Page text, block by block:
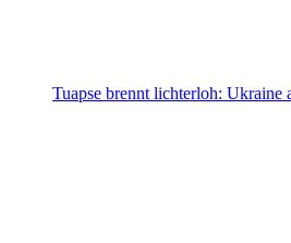
Tuapse brennt lichterloh: